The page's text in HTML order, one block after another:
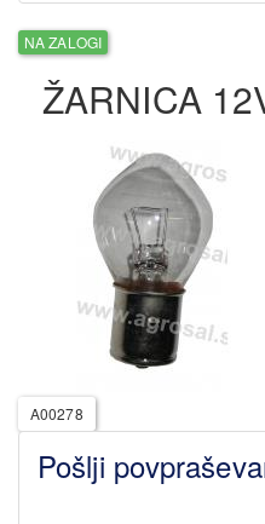
NA ZALOGI
ŽARNICA
A00278
Pošlji